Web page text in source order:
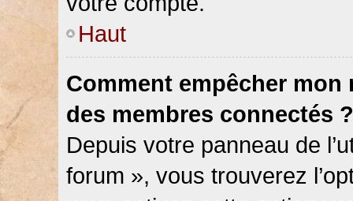
Haut
Comment empêcher mon
des membres connectés ?
Depuis votre panneau de
forum », vous trouverez